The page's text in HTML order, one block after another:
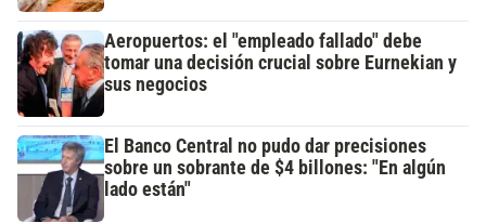
Aeropuertos: el "empleado fallado" debe
tomar una decisión crucial sobre Eurnekian y
sus negocios
El Banco Central no pudo dar precisiones
sobre un sobrante de $4 billones: "En algún
lado están"